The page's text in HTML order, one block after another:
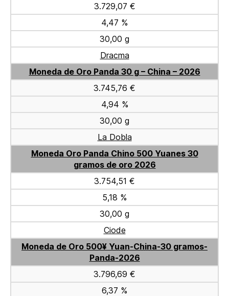
3.729,07 €
4,47 %
30,00 g
Dracma
Moneda de Oro Panda 30 g – China – 2026
3.745,76 €
4,94 %
30,00 g
La Dobla
Moneda Oro Panda Chino 500 Yuanes 30
gramos de oro 2026
3.754,51 €
5,18 %
30,00 g
Ciode
Moneda de Oro 500¥ Yuan-China-30 gramos-
Panda-2026
3.796,69 €
6,37 %